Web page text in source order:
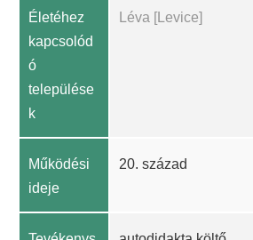
Életéhez
kapcsolód
ó
települése
k
Léva [Levice]
Működési
ideje
20. század